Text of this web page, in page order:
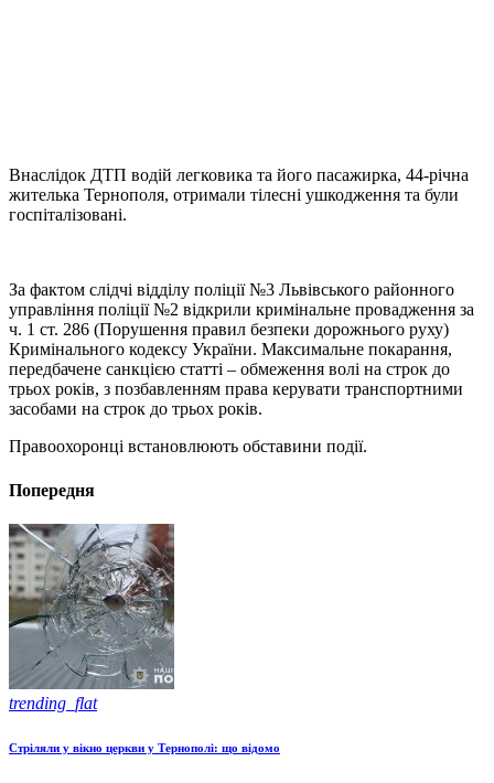
Внаслідок ДТП водій легковика та його пасажирка, 44-річна
жителька Тернополя, отримали тілесні ушкодження та були
госпіталізовані.
За фактом слідчі відділу поліції №3 Львівського районного
управління поліції №2 відкрили кримінальне провадження за
ч. 1 ст. 286 (Порушення правил безпеки дорожнього руху)
Кримінального кодексу України. Максимальне покарання,
передбачене санкцією статті – обмеження волі на строк до
трьох років, з позбавленням права керувати транспортними
засобами на строк до трьох років.
Правоохоронці встановлюють обставини події.
Попередня
trending_flat
Стріляли у вікно церкви у Тернополі: що відомо